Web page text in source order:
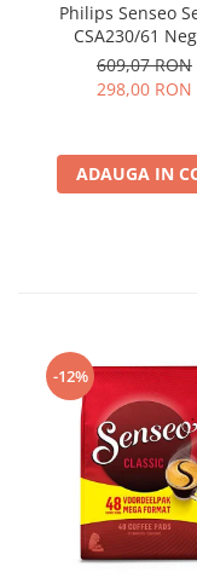
Philips Senseo
CSA230/61
609,07 RON
298,00 RON
ADAUGA IN
-12%